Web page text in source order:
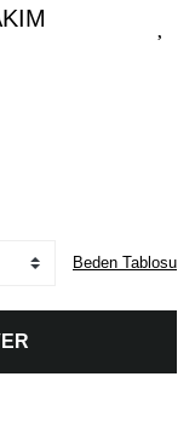
Beden Tablosu